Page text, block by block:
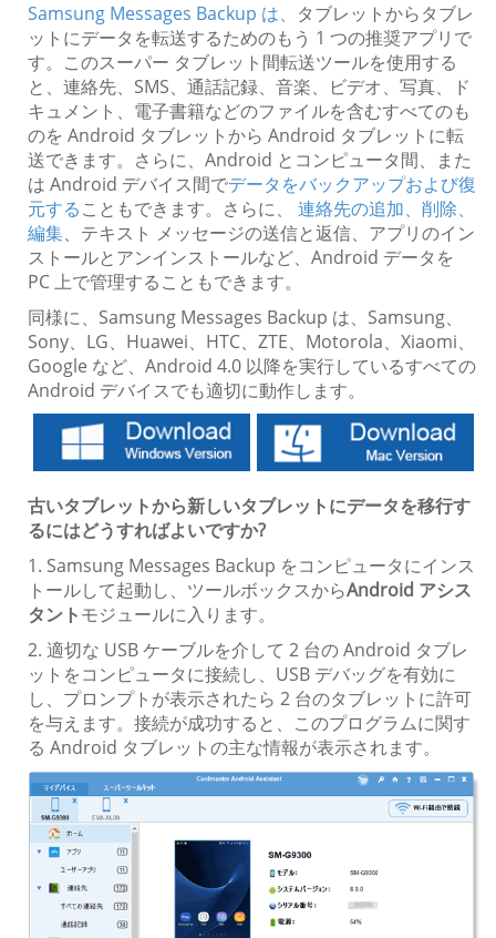
Samsung Messages Backup は、 タブレットからタブレ
ットにデータを転送するためのもう 1 つの推奨アプリで
す。このスーパー タブレット間転送ツールを使用する
と、連絡先、SMS、通話記録、音楽、ビデオ、写真、ド
キュメント、電子書籍などのファイルを含むすべてのも
のを Android タブレットから Android タブレットに転
送できます。さらに、Android とコンピュータ間、また
は Android デバイス間でデータをバックアップおよび復
元することもできます。さらに、 連絡先の追加、削除、
編集、テキスト メッセージの送信と返信、アプリのイン
ストールとアンインストールなど、Android データを
PC 上で管理することもできます。
同様に、Samsung Messages Backup は、Samsung、
Sony、LG、Huawei、HTC、ZTE、Motorola、Xiaomi、
Google など、Android 4.0 以降を実行しているすべての
Android デバイスでも適切に動作します。
古いタブレットから新しいタブレットにデータを移行す
るにはどうすればよいですか?
1. Samsung Messages Backup をコンピュータにインス
トールして起動し、ツールボックスからAndroid アシス
タントモジュールに入ります。
2. 適切な USB ケーブルを介して 2 台の Android タブレ
ットをコンピュータに接続し、USB デバッグを有効に
し、プロンプトが表示されたら 2 台のタブレットに許可
を与えます。接続が成功すると、このプログラムに関す
る Android タブレットの主な情報が表示されます。